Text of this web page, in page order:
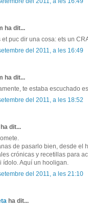
ha dit...
et puc dir una cosa: ets un
del 2011, a les 16:49
ha dit...
te estaba escuchado
del 2011, a les 18:52
ha dit...
de pasarlo bien, desde el
crónicas y recetillas para
ídolo. Aquí un hooligan.
del 2011, a les 21:10
ha dit...